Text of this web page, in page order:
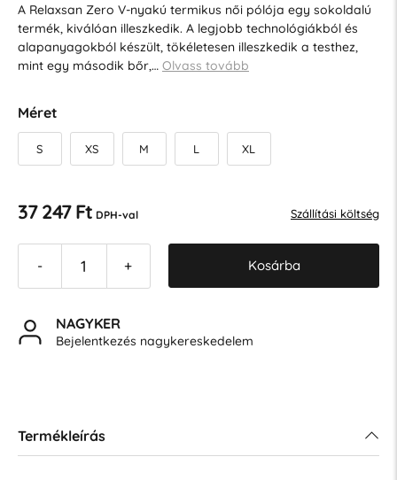
A Relaxsan Zero V-nyakú termikus női pólója egy sokoldalú
termék, kiválóan illeszkedik. A legjobb technológiákból és
alapanyagokból készült, tökéletesen illeszkedik a testhez,
mint egy második bőr,… Olvass tovább
Méret
S XS M L XL
37 247 Ft DPH-val Szállítási költség
- + Kosárba
NAGYKER
Bejelentkezés nagykereskedelem
Termékleírás